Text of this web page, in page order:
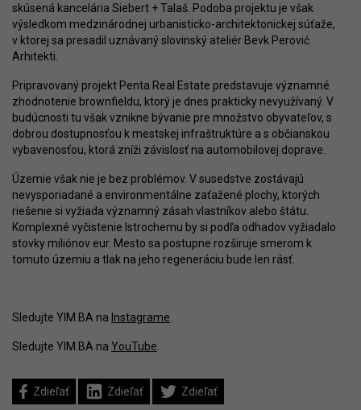
skúsená kancelária Siebert + Talaš. Podoba projektu je však
výsledkom medzinárodnej urbanisticko-architektonickej súťaže,
v ktorej sa presadil uznávaný slovinský ateliér Bevk Perović
Arhitekti.
Pripravovaný projekt Penta Real Estate predstavuje významné
zhodnotenie brownfieldu, ktorý je dnes prakticky nevyužívaný. V
budúcnosti tu však vznikne bývanie pre množstvo obyvateľov, s
dobrou dostupnosťou k mestskej infraštruktúre a s občianskou
vybavenosťou, ktorá zníži závislosť na automobilovej doprave.
Územie však nie je bez problémov. V susedstve zostávajú
nevysporiadané a environmentálne zaťažené plochy, ktorých
riešenie si vyžiada významný zásah vlastníkov alebo štátu.
Komplexné vyčistenie Istrochemu by si podľa odhadov vyžiadalo
stovky miliónov eur. Mesto sa postupne rozširuje smerom k
tomuto územiu a tlak na jeho regeneráciu bude len rásť.
Sledujte YIM.BA na Instagrame.
Sledujte YIM.BA na YouTube.
Zdieľať Zdieľať Zdieľať